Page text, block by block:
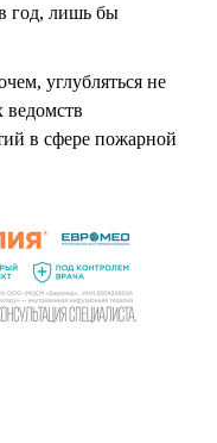
год, лишь бы
углубляться не
ведомств
в сфере пожарной